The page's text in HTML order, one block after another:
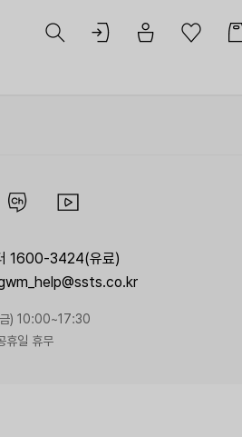
1600-3424(유료)
) 10:00~17:30
휴일 휴무